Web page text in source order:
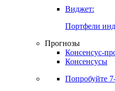
Бензин
Soft
Виджет:
Портфели
Прогнозы